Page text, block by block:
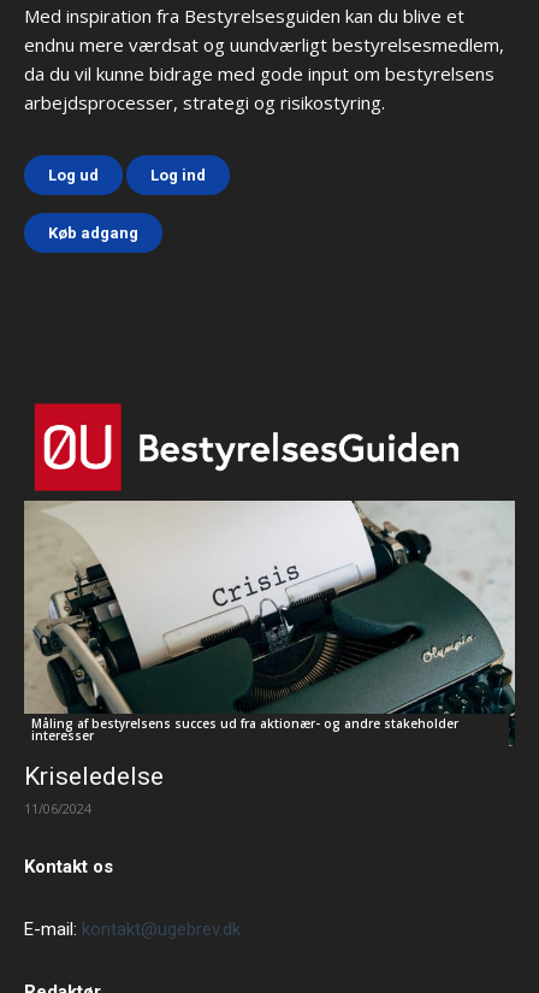
Med inspiration fra Bestyrelsesguiden kan du blive et
endnu mere værdsat og uundværligt bestyrelsesmedlem,
da du vil kunne bidrage med gode input om bestyrelsens
arbejdsprocesser, strategi og risikostyring.
Log ud Log ind
Køb adgang
Måling af bestyrelsens succes ud fra aktionær- og andre stakeholder
interesser
Kriseledelse
11/06/2024
Kontakt os
E-mail: kontakt@ugebrev.dk